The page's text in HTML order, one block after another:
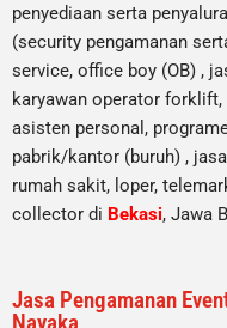
penyediaan serta
(security pengamanan
service, office boy (OB) ,
karyawan operator
asisten personal,
pabrik/kantor (buruh) ,
rumah sakit, loper,
collector di Bekasi, Jawa
Jasa Pengamanan